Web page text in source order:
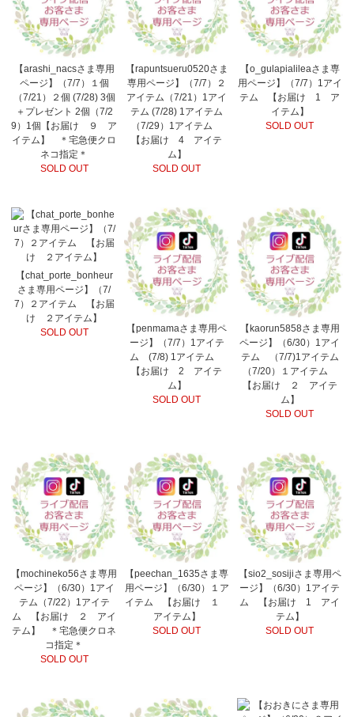
【arashi_nacsさま専用
ページ】（7/7）１個
（7/21）２個 (7/28) 3個
＋プレゼント 2個（7/2
9）1個【お届け ９ ア
イテム】 ＊宅急便クロ
ネコ指定＊
SOLD OUT
【rapuntsueru0520さま
専用ページ】（7/7）２
アイテム（7/21）1アイ
テム (7/28) 1アイテム
（7/29）1アイテム
【お届け 4 アイテ
ム】
SOLD OUT
【o_gulapialileaさま専
用ページ】（7/7）1アイ
テム 【お届け 1 ア
イテム】
SOLD OUT
【chat_porte_bonheur
さま専用ページ】（7/
7）２アイテム 【お届
け ２アイテム】
SOLD OUT
【penmamaさま専用ペ
ージ】（7/7）1アイテ
ム (7/8) 1アイテム
【お届け 2 アイテ
ム】
SOLD OUT
【kaorun5858さま専用
ページ】（6/30）1アイ
テム （7/7)1アイテム
（7/20）１アイテム
【お届け ２ アイテ
ム】
SOLD OUT
【mochineko56さま専用
ページ】（6/30）1アイ
テム（7/22）1アイテ
ム 【お届け ２ アイ
テム】 ＊宅急便クロネ
コ指定＊
SOLD OUT
【peechan_1635さま専
用ページ】（6/30）１ア
イテム 【お届け １
アイテム】
SOLD OUT
【sio2_sosijiさま専用ペ
ージ】（6/30）1アイテ
ム 【お届け 1 アイ
テム】
SOLD OUT